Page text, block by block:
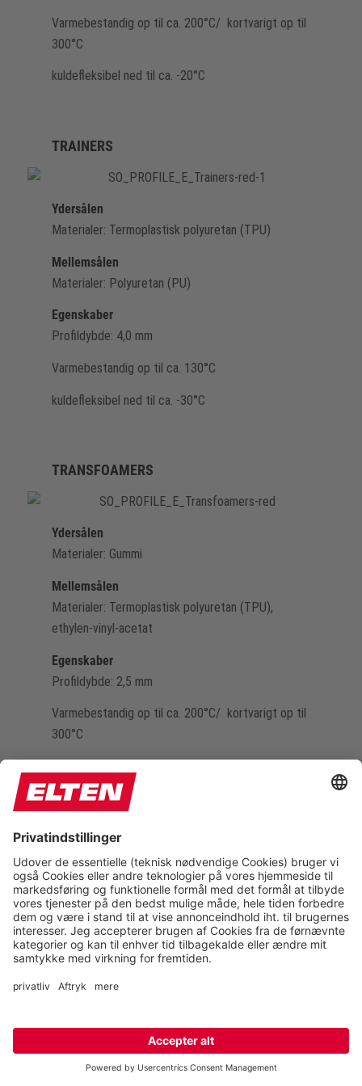
Varmebestandig op til ca. 200°C/ kortvarigt op til
300°C
kuldefleksibel ned til ca. -20°C
TRAINERS
Ydersålen
Materialer: Termoplastisk polyuretan (TPU)
Mellemsålen
Materialer: Polyuretan (PU)
Egenskaber
Profildybde: 4,0 mm
Varmebestandig op til ca. 130°C
kuldefleksibel ned til ca. -30°C
TRANSFOAMERS
Ydersålen
Materialer: Gummi
Mellemsålen
Materialer: Termoplastisk polyuretan (TPU),
ethylen-vinyl-acetat
Egenskaber
Profildybde: 2,5 mm
Varmebestandig op til ca. 200°C/ kortvarigt op til
300°C
TREKKING LADY
Ydersålen
Materialer: Polyuretan (PU)
Mellemsålen
Profildybde: 4,0 mm
Varmebestandig op til ca. 130°C